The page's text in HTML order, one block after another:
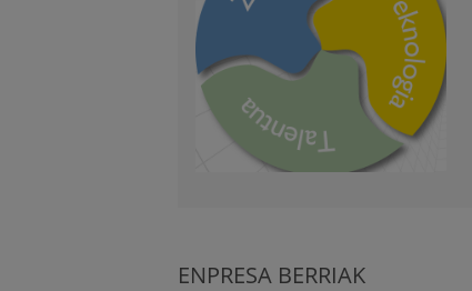
ENPRESA BERRIAK